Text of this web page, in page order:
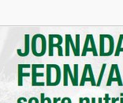
español